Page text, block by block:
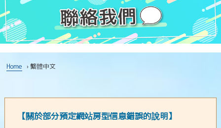
Home › 繁體中文
【關於部分預定網站房型信息錯誤的說明】